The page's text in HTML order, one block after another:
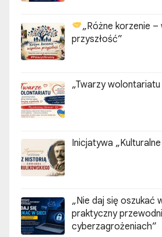
„Różne korzenie –
przyszłość”
„Twarzy
Inicjatywa
„Nie daj się oszukać
praktyczny
cyberzagrożeniach”